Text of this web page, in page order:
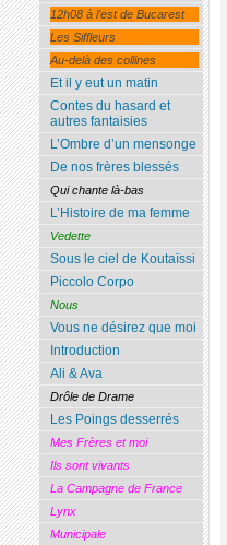
12h08 à l’est de Bucarest
Les Siffleurs
Au-delà des collines
Et il y eut un matin
Contes du hasard et
autres fantaisies
L’Ombre d’un mensonge
De nos frères blessés
Qui chante là-bas
L’Histoire de ma femme
Vedette
Sous le ciel de Koutaïssi
Piccolo Corpo
Nous
Vous ne désirez que moi
Introduction
Ali & Ava
Drôle de Drame
Les Poings desserrés
Mes Frères et moi
Ils sont vivants
La Campagne de France
Lynx
Municipale